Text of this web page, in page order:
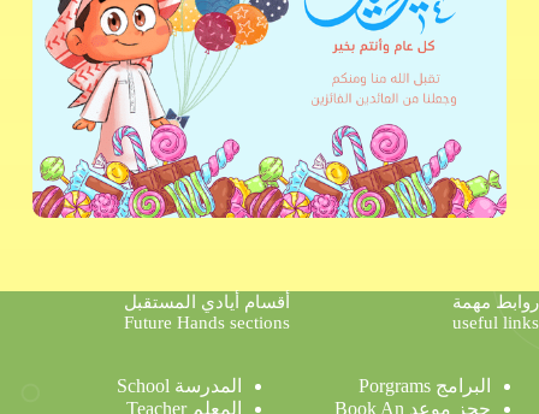
روابط مهمة
useful links
البرامج Porgrams
حجز موعد Book An
أقسام أيادي المستقبل
Future Hands sections
المدرسة School
المعلم Teacher